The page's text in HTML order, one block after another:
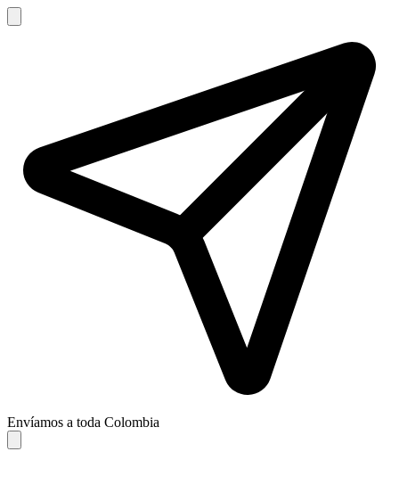
Envíamos a toda Colombia